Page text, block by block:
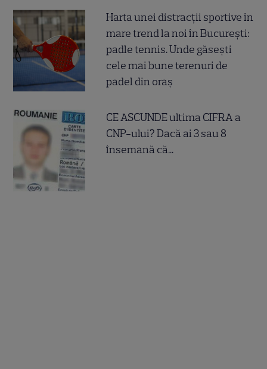
Harta unei distracții sportive în
mare trend la noi în București:
padle tennis. Unde găsești
cele mai bune terenuri de
padel din oraș
CE ASCUNDE ultima CIFRA a
CNP-ului? Dacă ai 3 sau 8
însemană că...